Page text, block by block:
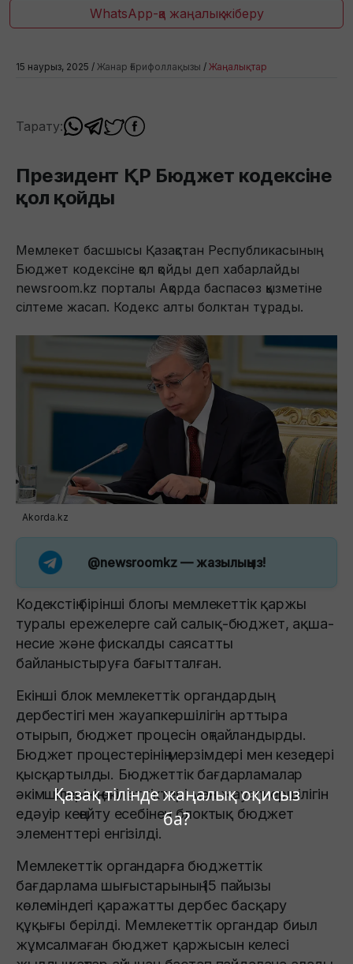
Қазақ тілінде жаңалық оқисыз
ба?
WhatsApp-қа жаңалық жіберу
15 наурыз, 2025 / Жанар Ғарифоллақызы / Жаңалықтар
Тарату:
Президент ҚР Бюджет кодексіне
қол қойды
Мемлекет басшысы Қазақстан Республикасының
Бюджет кодексіне қол қойды деп хабарлайды
newsroom.kz порталы Ақорда баспасөз қызметіне
сілтеме жасап. Кодекс алты болктан тұрады.
Akorda.kz
@newsroomkz — жазылыңыз!
Кодекстің бірінші блогы мемлекеттік қаржы
туралы ережелерге сай салық-бюджет, ақша-
несие және фискалды саясатты
байланыстыруға бағытталған.
Екінші блок мемлекеттік органдардың
дербестігі мен жауапкершілігін арттыра
отырып, бюджет процесін оңтайландырды.
Бюджет процестерінің мерзімдері мен кезеңдері
қысқартылды. Бюджеттік бағдарламалар
әкімшілерінің өкілеттіктері мен жауапкершілігін
едәуір кеңейту есебінен блоктық бюджет
элементтері енгізілді.
Мемлекеттік органдарға бюджеттік
бағдарлама шығыстарының 15 пайызы
көлеміндегі қаражатты дербес басқару
құқығы берілді. Мемлекеттік органдар биыл
жұмсалмаған бюджет қаржысын келесі